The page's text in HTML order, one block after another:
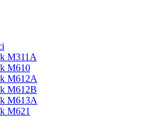
M311A
M610
M612A
M612B
M613A
M621